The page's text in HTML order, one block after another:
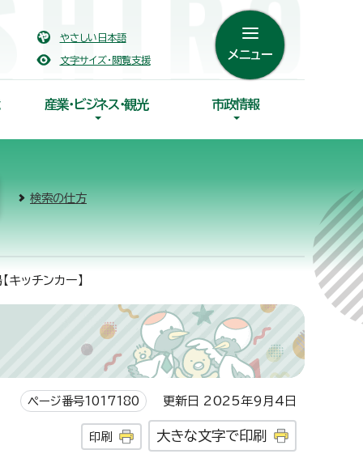
やさしい日本語
文字サイズ・閲覧支援 メニュー
産業・ビジネス・観光 市政情報
検索の仕方
ッチンカー】
ページ番号1017180 更新日 2025年9月4日
印刷 大きな文字で印刷